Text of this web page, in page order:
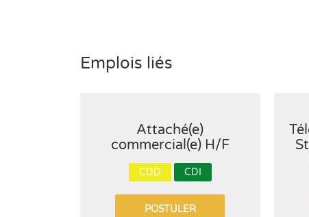
Emplois liés
Attaché(e)
commercial(e) H/F
CDD CDI
POSTULER